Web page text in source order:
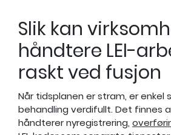
Slik kan
håndtere LEI-
raskt ved fusjon
Når tidsplanen er stram, er enkel
behandling verdifullt. Det finnes
håndterer nyregistrering,